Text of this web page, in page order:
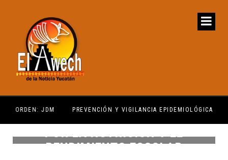
PREVENCIÓN Y VIGILANCIA EPIDEMIOLÓGICA
POR LA NUTRICIÓN Y EL
RENDIMIENTO ESCOLAR